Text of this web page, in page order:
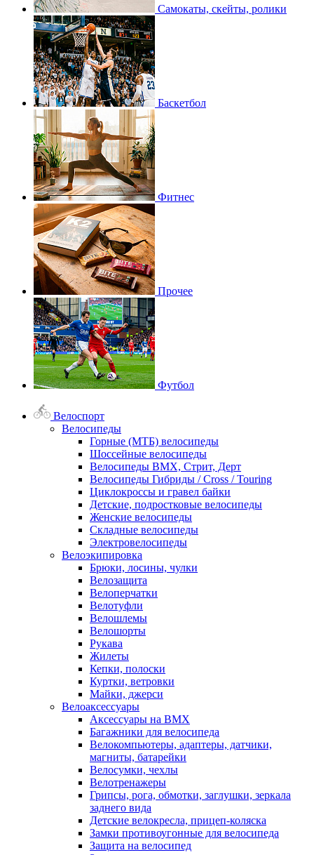
Самокаты, скейты, ролики
Баскетбол
Фитнес
Прочее
Футбол
Велоспорт
Велосипеды
Горные (МТБ) велосипеды
Шоссейные велосипеды
Велосипеды BMX, Стрит, Дерт
Велосипеды Гибриды / Cross / Touring
Циклокроссы и гравел байки
Детские, подростковые велосипеды
Женские велосипеды
Складные велосипеды
Электровелосипеды
Велоэкипировка
Брюки, лосины, чулки
Велозащита
Велоперчатки
Велотуфли
Велошлемы
Велошорты
Рукава
Жилеты
Кепки, полоски
Куртки, ветровки
Майки, джерси
Велоаксессуары
Аксессуары на BMX
Багажники для велосипеда
Велокомпьютеры, адаптеры, датчики,
магниты, батарейки
Велосумки, чехлы
Велотренажеры
Грипсы, рога, обмотки, заглушки, зеркала
заднего вида
Детские велокресла, прицеп-коляска
Замки противоугонные для велосипеда
Защита на велосипед